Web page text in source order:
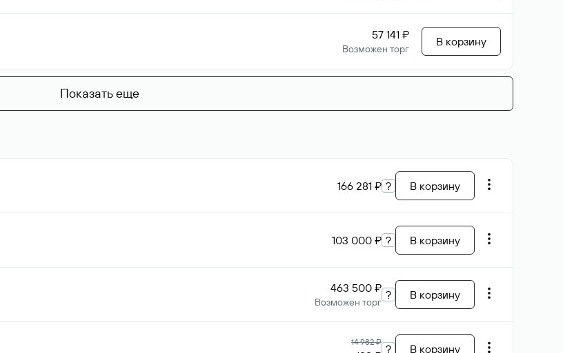
57 141 ₽
Возможен торг
В корзину
Показать еще
166 281 ₽ ? В корзину
103 000 ₽ ? В корзину
463 500 ₽
Возможен торг
? В корзину
14 982 ₽
? В корзину